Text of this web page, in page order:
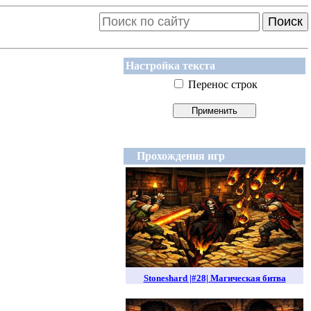
Поиск
Настройка текста
Перенос строк
Прохождения игр
Stoneshard |#28| Магическая битва